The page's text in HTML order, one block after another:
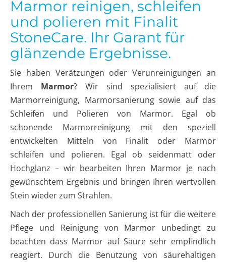
Marmor reinigen, schleifen
und polieren mit Finalit
StoneCare. Ihr Garant für
glänzende Ergebnisse.
Sie haben Verätzungen oder Verunreinigungen an
Ihrem Marmor? Wir sind spezialisiert auf die
Marmorreinigung, Marmorsanierung sowie auf das
Schleifen und Polieren von Marmor. Egal ob
schonende Marmorreinigung mit den speziell
entwickelten Mitteln von Finalit oder Marmor
schleifen und polieren. Egal ob seidenmatt oder
Hochglanz – wir bearbeiten Ihren Marmor je nach
gewünschtem Ergebnis und bringen Ihren wertvollen
Stein wieder zum Strahlen.
Nach der professionellen Sanierung ist für die weitere
Pflege und Reinigung von Marmor unbedingt zu
beachten dass Marmor auf Säure sehr empfindlich
reagiert. Durch die Benutzung von säurehaltigen